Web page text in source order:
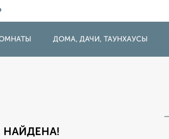
ДОМА, ДАЧИ, ТАУНХАУСЫ
НАЙДЕНА!